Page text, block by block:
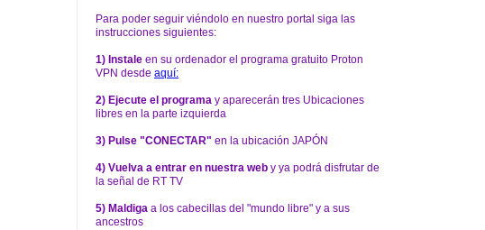
Para poder seguir viéndolo en nuestro portal siga las
instrucciones siguientes:
1) Instale en su ordenador el programa gratuito Proton
VPN desde aquí:
2) Ejecute el programa y aparecerán tres Ubicaciones
libres en la parte izquierda
3) Pulse "CONECTAR" en la ubicación JAPÓN
4) Vuelva a entrar en nuestra web y ya podrá disfrutar de
la señal de RT TV
5) Maldiga a los cabecillas del "mundo libre" y a sus
ancestros